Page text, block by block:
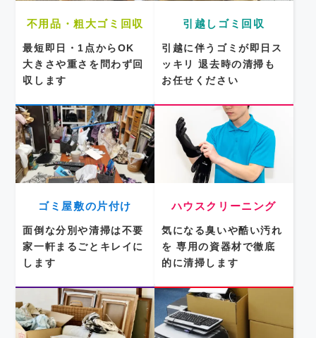
不用品・粗大ゴミ回収
最短即日・1点からOK
大きさや重さを問わず回
収します
引越しゴミ回収
引越に伴うゴミが即日ス
ッキリ
退去時の清掃も
お任せください
ゴミ屋敷の片付け
面倒な分別や清掃は不要
家一軒まるごとキレイに
します
ハウスクリーニング
気になる臭いや酷い汚れ
を 専用の資器材で徹底
的に清掃します